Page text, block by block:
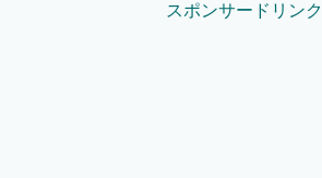
スポンサードリンク